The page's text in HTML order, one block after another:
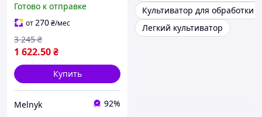
в саду и огороде
Готово к отправке
от270₴/мес
1 622.50₴
3 245 ₴
Купить
Melnyk 92%
Культиватор для обработки
Легкий культиватор